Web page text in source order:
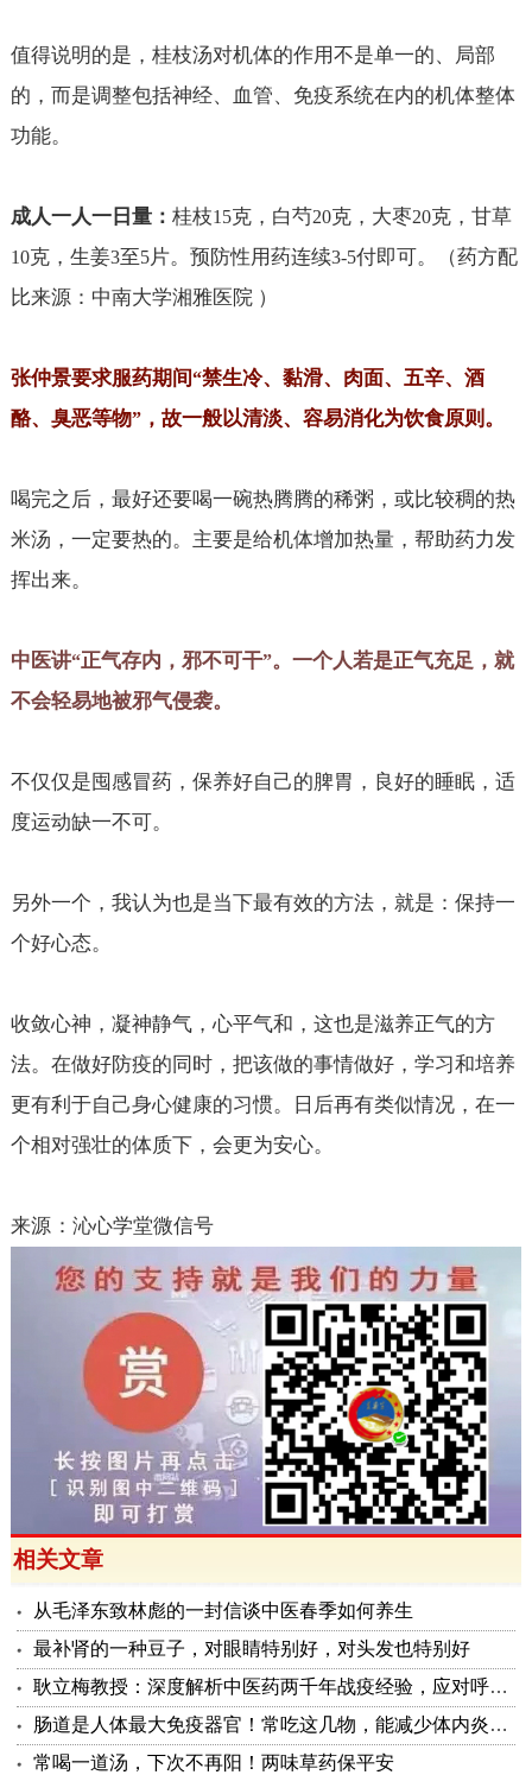
值得说明的是，桂枝汤对机体的作用不是单一的、局部
的，而是调整包括神经、血管、免疫系统在内的机体整体
功能。
成人一人一日量： 桂枝15克，白芍20克，大枣20克，甘草
10克，生姜3至5片。预防性用药连续3-5付即可。（药方配
比来源：中南大学湘雅医院 ）
张仲景要求服药期间“禁生冷、黏滑、肉面、五辛、酒
酪、臭恶等物”，故一般以清淡、容易消化为饮食原则。
喝完之后，最好还要喝一碗热腾腾的稀粥，或比较稠的热
米汤，一定要热的。主要是给机体增加热量，帮助药力发
挥出来。
中医讲“正气存内，邪不可干”。一个人若是正气充足，就
不会轻易地被邪气侵袭。
不仅仅是囤感冒药，保养好自己的脾胃，良好的睡眠，适
度运动缺一不可。
另外一个，我认为也是当下最有效的方法，就是：保持一
个好心态。
收敛心神，凝神静气，心平气和，这也是滋养正气的方
法。在做好防疫的同时，把该做的事情做好，学习和培养
更有利于自己身心健康的习惯。日后再有类似情况，在一
个相对强壮的体质下，会更为安心。
来源：沁心学堂微信号
相关文章
从毛泽东致林彪的一封信谈中医春季如何养生
最补肾的一种豆子，对眼睛特别好，对头发也特别好
耿立梅教授：深度解析中医药两千年战疫经验，应对呼吸道传染病有良策
肠道是人体最大免疫器官！常吃这几物，能减少体内炎症，增强免疫力，为肠道保驾护航
常喝一道汤，下次不再阳！两味草药保平安